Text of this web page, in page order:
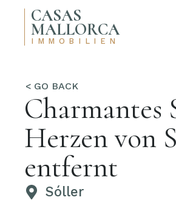
CASAS
MALLORCA
IMMOBILIEN
Herzen von
entfernt
Sóller